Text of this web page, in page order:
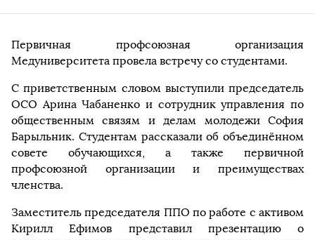
Первичная профсоюзная организация
Медуниверситета провела встречу со студентами.
С приветственным словом выступили председатель
ОСО Арина Чабаненко и сотрудник управления по
общественным связям и делам молодежи София
Барыльник. Студентам рассказали об объединённом
совете обучающихся, а также первичной
профсоюзной организации и преимуществах
членства.
Заместитель председателя ППО по работе с активом
Кирилл Ефимов представил презентацию о